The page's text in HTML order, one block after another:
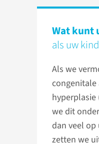
Wat kunt
als uw
Als we
congenitale
hyperplasie
we dit
dan veel op
zetten we